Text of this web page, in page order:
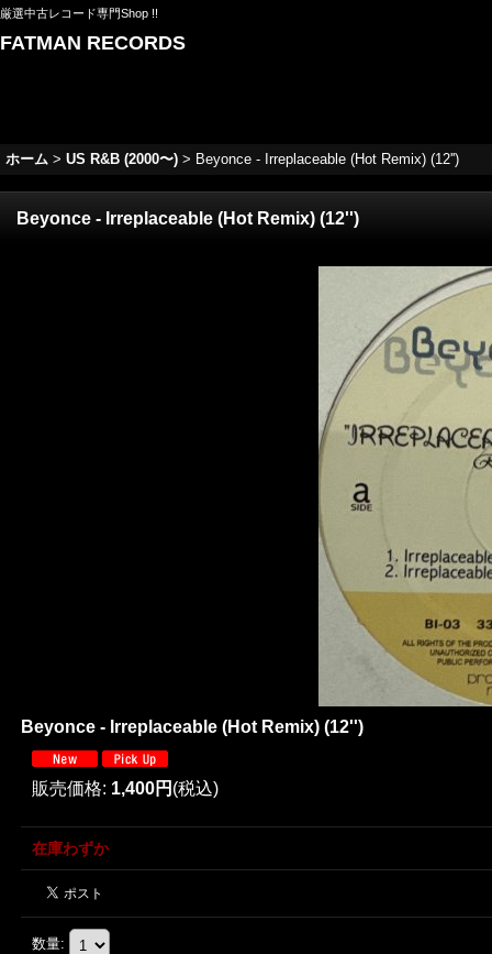
厳選中古レコード専門Shop !!
FATMAN RECORDS
ホーム > US R&B (2000〜) > Beyonce - Irreplaceable (Hot Remix) (12'')
Beyonce - Irreplaceable (Hot Remix) (12'')
Beyonce - Irreplaceable (Hot Remix) (12'')
販売価格: 1,400円 (税込)
在庫わずか
数量: